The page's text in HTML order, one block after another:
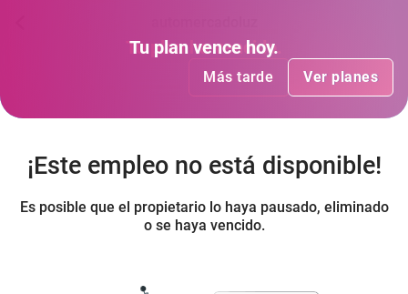
Tu plan ha vencido.
Más tarde Ver planes
Tu plan vence hoy.
Más tarde Ver planes
¡Este empleo no está disponible!
Es posible que el propietario lo haya pausado, eliminado
o se haya vencido.